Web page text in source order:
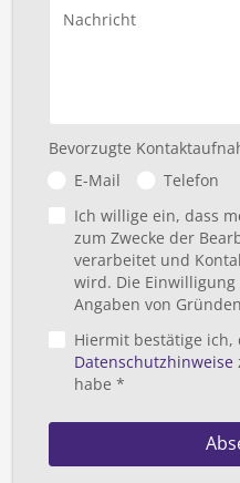
Nachricht
Bevorzugte
E-Mail
Telefon
Ich willige ein, dass
zum Zwecke der
verarbeitet und
wird. Die
Angaben von
Hiermit bestätige ich,
Datenschutzhinweise
habe *